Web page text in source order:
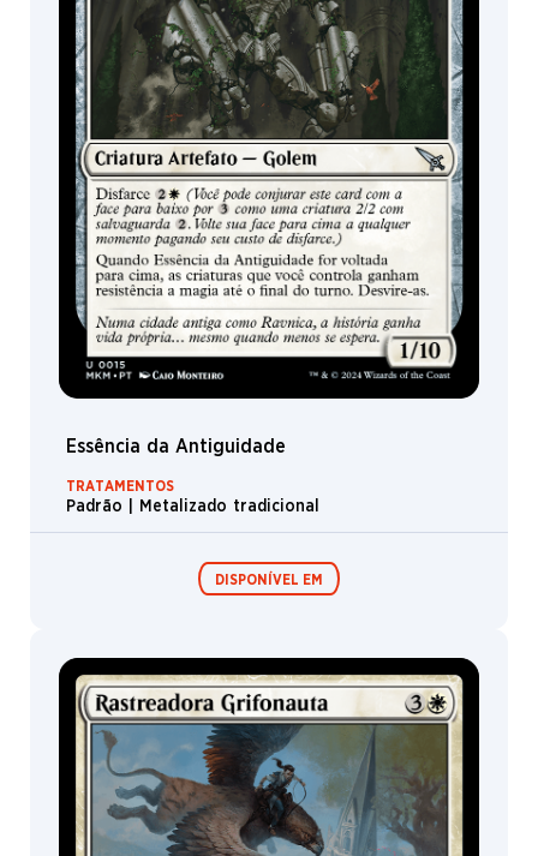
Essência da Antiguidade
TRATAMENTOS
Padrão | Metalizado tradicional
DISPONÍVEL EM
Expositor de
Booster /
Boosters de
Jogo
Pacotes de Pré-
lançamento